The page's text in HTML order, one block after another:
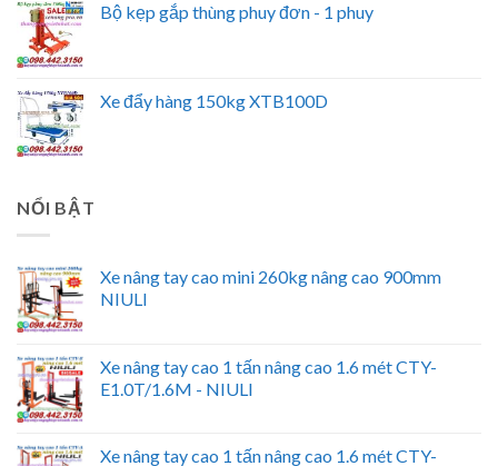
Bộ kẹp gắp thùng phuy đơn - 1 phuy
Xe đẩy hàng 150kg XTB100D
NỔI BẬT
Xe nâng tay cao mini 260kg nâng cao 900mm
NIULI
Xe nâng tay cao 1 tấn nâng cao 1.6 mét CTY-
E1.0T/1.6M - NIULI
Xe nâng tay cao 1 tấn nâng cao 1.6 mét CTY-